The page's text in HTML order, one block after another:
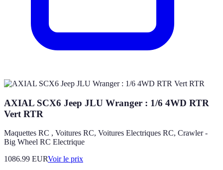
AXIAL SCX6 Jeep JLU Wranger : 1/6 4WD RTR
Vert RTR
Maquettes RC , Voitures RC, Voitures Electriques RC, Crawler -
Big Wheel RC Electrique
1086.99 EURVoir le prix